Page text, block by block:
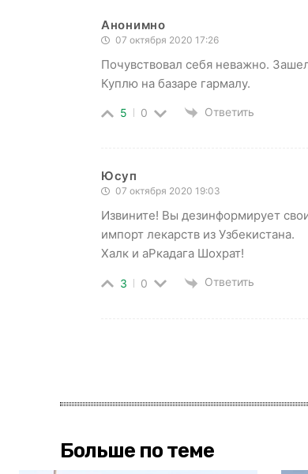
Анонимно
07 октября 2020 17:26
Почувствовал себя неважно.
Куплю на базаре гармалу.
5 0 Ответить
Юсуп
07 октября 2020 19:03
Извините! Вы дезинформирует
импорт лекарств из Узбекистана.
Халк и аРкадага Шохрат!
3 0 Ответить
Больше по теме